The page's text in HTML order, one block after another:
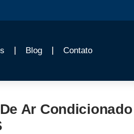
Blog Contato
Ar